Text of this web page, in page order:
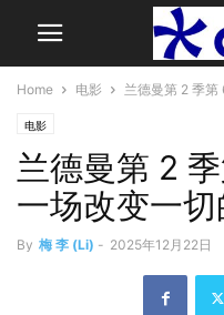
Home 电影 兰德曼第 2 季第
电影
兰德曼第 2
一场改变一
By 梅 李 (Li) - 2025年12月22日